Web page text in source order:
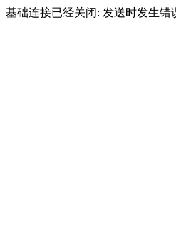
基础连接已经关闭: 发送时发生错